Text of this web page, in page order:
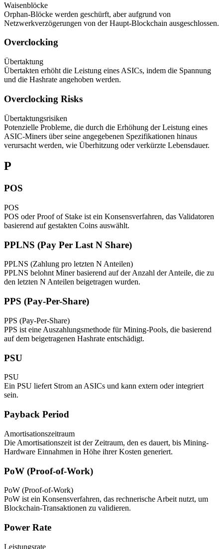
Waisenblöcke
Orphan-Blöcke werden geschürft, aber aufgrund von
Netzwerkverzögerungen von der Haupt-Blockchain ausgeschlossen.
Overclocking
Übertaktung
Übertakten erhöht die Leistung eines ASICs, indem die Spannung
und die Hashrate angehoben werden.
Overclocking Risks
Übertaktungsrisiken
Potenzielle Probleme, die durch die Erhöhung der Leistung eines
ASIC-Miners über seine angegebenen Spezifikationen hinaus
verursacht werden, wie Überhitzung oder verkürzte Lebensdauer.
P
POS
POS
POS oder Proof of Stake ist ein Konsensverfahren, das Validatoren
basierend auf gestakten Coins auswählt.
PPLNS (Pay Per Last N Share)
PPLNS (Zahlung pro letzten N Anteilen)
PPLNS belohnt Miner basierend auf der Anzahl der Anteile, die zu
den letzten N Anteilen beigetragen wurden.
PPS (Pay-Per-Share)
PPS (Pay-Per-Share)
PPS ist eine Auszahlungsmethode für Mining-Pools, die basierend
auf dem beigetragenen Hashrate entschädigt.
PSU
PSU
Ein PSU liefert Strom an ASICs und kann extern oder integriert
sein.
Payback Period
Amortisationszeitraum
Die Amortisationszeit ist der Zeitraum, den es dauert, bis Mining-
Hardware Einnahmen in Höhe ihrer Kosten generiert.
PoW (Proof-of-Work)
PoW (Proof-of-Work)
PoW ist ein Konsensverfahren, das rechnerische Arbeit nutzt, um
Blockchain-Transaktionen zu validieren.
Power Rate
Leistungsrate